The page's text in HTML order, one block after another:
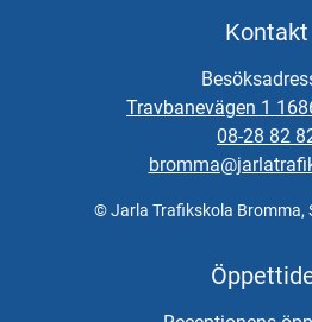
Kontakt
Travbanevägen 1
08-28 82
© Jarla Trafikskola Bromma,